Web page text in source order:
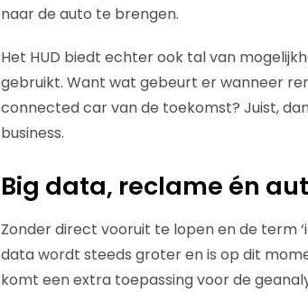
naar de auto te brengen.
Het HUD biedt echter ook tal van
gebruikt. Want wat gebeurt er wanneer
connected car van de toekomst? Juist,
business.
Big data, reclame én
Zonder direct vooruit te lopen en de term
data wordt steeds groter en is op dit
komt een extra toepassing voor de